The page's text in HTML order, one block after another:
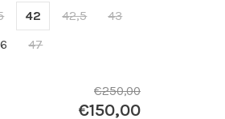
42 42,5
43
47
€250,00
€150,00